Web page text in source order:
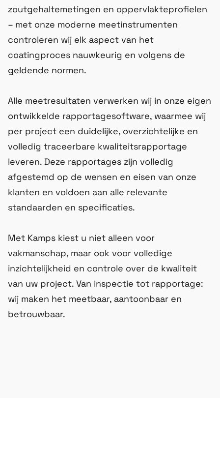
zoutgehaltemetingen en oppervlakteprofielen
– met onze moderne meetinstrumenten
controleren wij elk aspect van het
coatingproces nauwkeurig en volgens de
geldende normen.
Alle meetresultaten verwerken wij in onze eigen
ontwikkelde rapportagesoftware, waarmee wij
per project een duidelijke, overzichtelijke en
volledig traceerbare kwaliteitsrapportage
leveren. Deze rapportages zijn volledig
afgestemd op de wensen en eisen van onze
klanten en voldoen aan alle relevante
standaarden en specificaties.
Met Kamps kiest u niet alleen voor
vakmanschap, maar ook voor volledige
inzichtelijkheid en controle over de kwaliteit
van uw project. Van inspectie tot rapportage:
wij maken het meetbaar, aantoonbaar en
betrouwbaar.